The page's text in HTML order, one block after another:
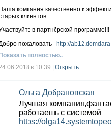
Наша компания качественно и
клиентов.
в партнёрской программе!!!
пожаловать - http://
Показать полностью..
в 10:39
Открыть
Ольга Добрановская
Лучшая
работаешь с системой
https://